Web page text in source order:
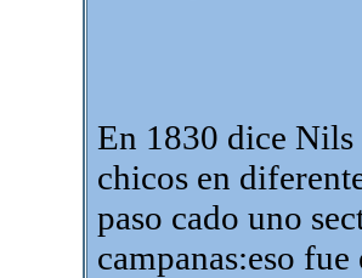
En 1830 dice Nils
chicos en
paso cado uno
campanas:eso